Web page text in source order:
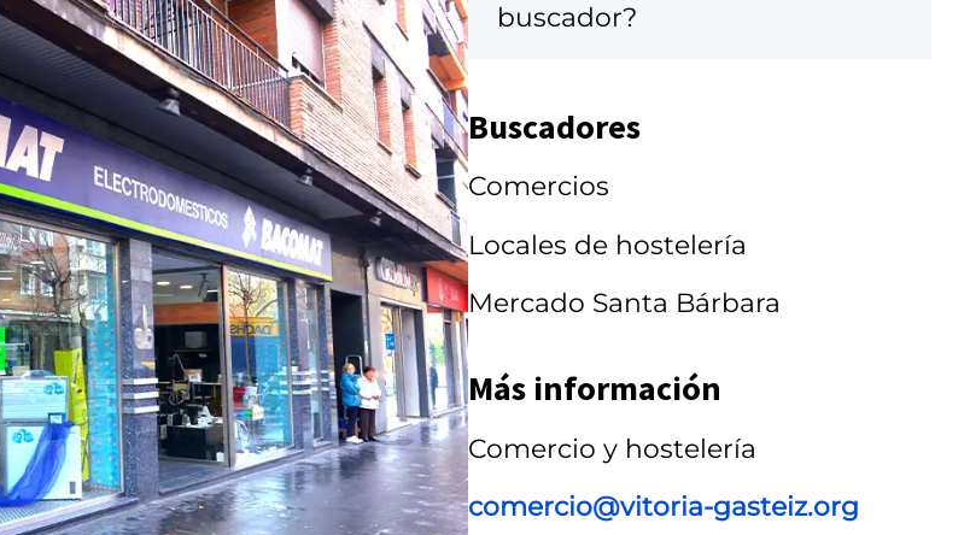
C
a
r
r
u
s
e
l
buscador?
Buscadores
Comercios
Locales de hostelería
Mercado Santa Bárbara
Más información
Comercio y hostelería
comercio@vitoria-gasteiz.org